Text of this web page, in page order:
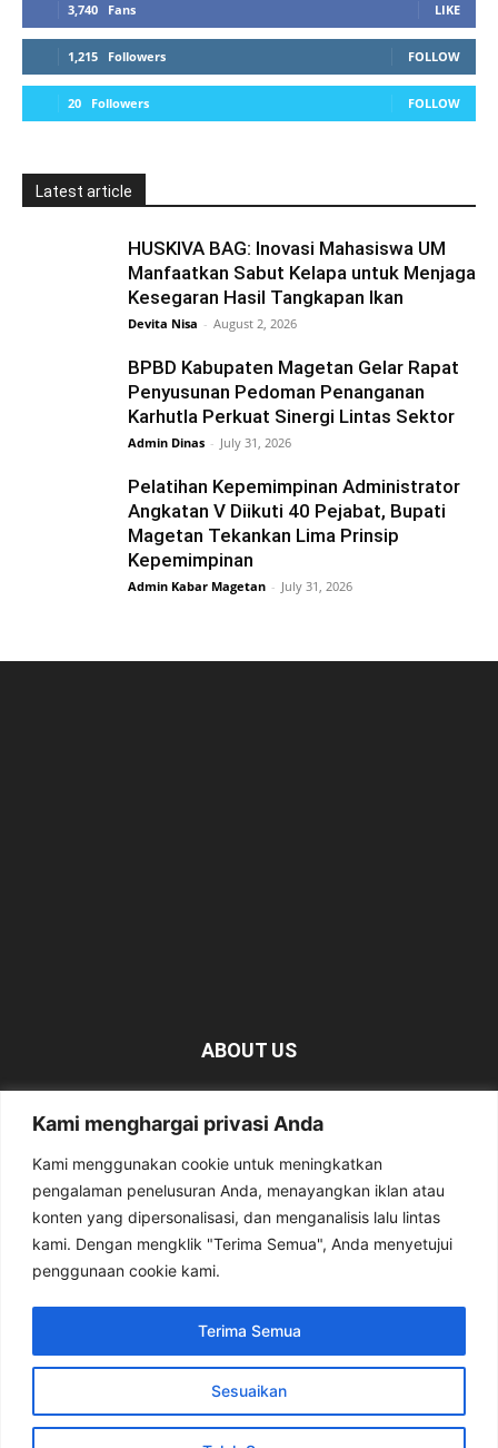
Kami menghargai privasi Anda
Kami menggunakan cookie untuk meningkatkan
pengalaman penelusuran Anda, menayangkan iklan atau
konten yang dipersonalisasi, dan menganalisis lalu lintas
kami. Dengan mengklik "Terima Semua", Anda menyetujui
penggunaan cookie kami.
Sesuaikan
Terima Semua
3,740 Fans LIKE
1,215 Followers FOLLOW
20 Followers FOLLOW
Latest article
HUSKIVA BAG: Inovasi Mahasiswa UM
Manfaatkan Sabut Kelapa untuk Menjaga
Kesegaran Hasil Tangkapan Ikan
Devita Nisa - August 2, 2026
BPBD Kabupaten Magetan Gelar Rapat
Penyusunan Pedoman Penanganan
Karhutla Perkuat Sinergi Lintas Sektor
Admin Dinas - July 31, 2026
Pelatihan Kepemimpinan Administrator
Angkatan V Diikuti 40 Pejabat, Bupati
Magetan Tekankan Lima Prinsip
Kepemimpinan
Admin Kabar Magetan - July 31, 2026
ABOUT US
berita tentang Magetan yang bersumber dari berbagai
Contact us:kabarmagetan@gmail.com
FOLLOW US
Tentang Kami Pedoman Media Siber Privacy Policy Kirim Berita